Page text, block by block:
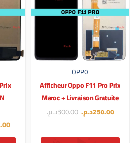
OPPO
Afficheur Oppo F11 Pro Prix
Maroc + Livraison Gratuite
250.00د.م. 300.00د.م.